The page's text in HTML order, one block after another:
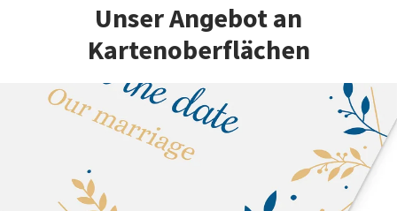
Unser Angebot an
Kartenoberflächen